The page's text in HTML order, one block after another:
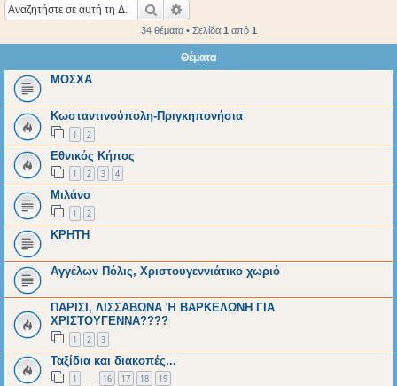
Αναζήτηση
34 θέματα • Σελίδα 1 από 1
Θέματα
ΜΟΣΧΑ
Κωσταντινούπολη-Πριγκηπονήσια
1 2
Εθνικός Κήπος
1 2 3 4
Μιλάνο
1 2
ΚΡΗΤΗ
Αγγέλων Πόλις, Χριστουγεννιάτικο χωριό
ΠΑΡΙΣΙ, ΛΙΣΣΑΒΩΝΑ Ή ΒΑΡΚΕΛΩΝΗ ΓΙΑ
ΧΡΙΣΤΟΥΓΕΝΝΑ????
1 2 3
Ταξίδια και διακοπές...
1 16 17 18 19